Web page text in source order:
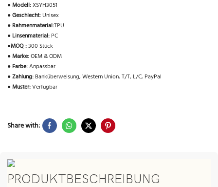
●Modell:XSYH3051
●Geschlecht: Unisex
● Rahmenmaterial:TPU
● Linsenmaterial: PC
●MOQ :300 Stück
●Marke:OEM & ODM
● Farbe:Anpassbar
●Zahlung: Banküberweisung, Western Union, T/T, L/C, PayPal
●Muster:Verfügbar
Share with:
PRODUKTBESCHREIBUNG